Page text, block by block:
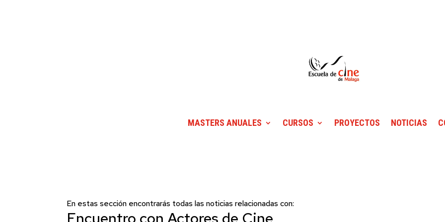
MASTERS ANUALES CURSOS PROYECTOS NOTICIAS
En estas sección encontrarás todas las noticias relacionadas con:
Encuentro con Actores de Cine